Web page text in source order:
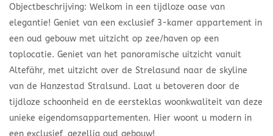
Objectbeschrijving: Welkom in een tijdloze oase van
elegantie! Geniet van een exclusief 3-kamer appartement in
een oud gebouw met uitzicht op zee/haven op een
toplocatie. Geniet van het panoramische uitzicht vanuit
Altefähr, met uitzicht over de Strelasund naar de skyline
van de Hanzestad Stralsund. Laat u betoveren door de
tijdloze schoonheid en de eersteklas woonkwaliteit van deze
unieke eigendomsappartementen. Hier woont u modern in
een exclusief, gezellig oud gebouw!